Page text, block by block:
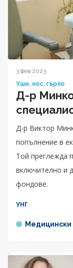
3 фев 2023
Уши, нос, гърло
Д-р
Д-р Виктор
попълнение в
Той преглежда
включително и
фондове.
УНГ